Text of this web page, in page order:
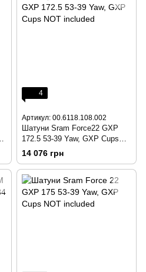
4
Артикул: 00.6118.108.002
Шатуни Sram Force22 GXP
172.5 53-39 Yaw, GXP Cups
NOT included
14 076 грн